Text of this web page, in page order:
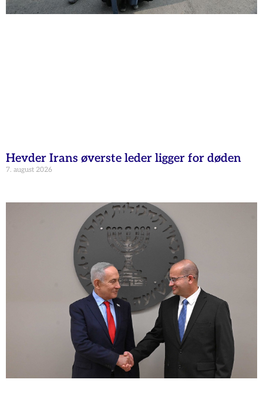
Hevder Irans øverste leder ligger for døden
7. august 2026